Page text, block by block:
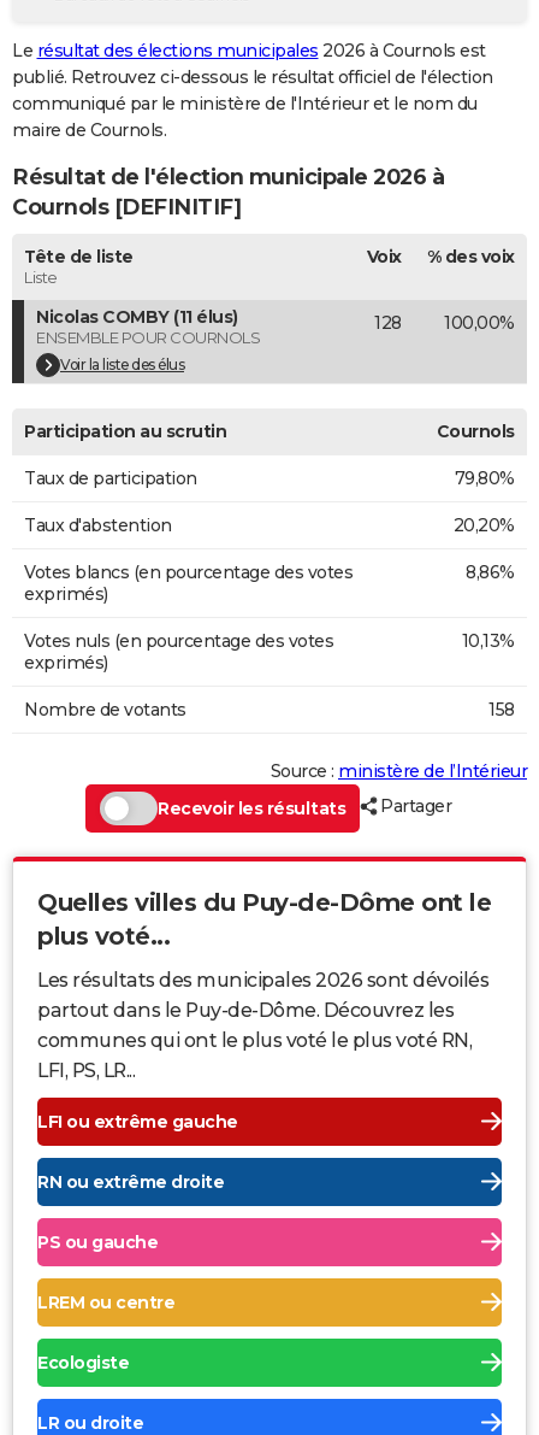
GUIDES D'ACHAT
BONS PLANS
CARTE DE VOEUX
Carte de Noël
Carte Bonne année
Carte Saint-Valentin
Carte Pâques
Carte d'anniversaire
DICTIONNAIRE
Dictionnaire
Biographies
Citations
Expressions
Proverbes
PROGRAMME TV
COPAINS D'AVANT
S'inscrire
Se connecter
Lycées
Collèges
Primaires
Universités
Entreprises
Service militaire
Avis de recherche
AVIS DE DÉCÈS
FORUM
Le résultat des élections municipales 2026 à Cournols est
publié. Retrouvez ci-dessous le résultat officiel de l'élection
communiqué par le ministère de l'Intérieur et le nom du
maire de Cournols.
Résultat de l'élection municipale 2026 à
Cournols [DEFINITIF]
Tête de liste
Liste
Voix % des voix
Nicolas COMBY (11 élus)
ENSEMBLE POUR COURNOLS
Voir la liste des élus
128 100,00%
Participation au scrutin Cournols
Taux de participation 79,80%
Taux d'abstention 20,20%
Votes blancs (en pourcentage des votes
exprimés)
8,86%
Votes nuls (en pourcentage des votes
exprimés)
10,13%
Nombre de votants 158
Source : ministère de l’Intérieur
Recevoir les résultats
Partager
Quelles villes du Puy-de-Dôme ont le
plus voté...
Les résultats des municipales 2026 sont dévoilés
partout dans le Puy-de-Dôme. Découvrez les
communes qui ont le plus voté le plus voté RN,
LFI, PS, LR...
LFI ou extrême gauche
RN ou extrême droite
PS ou gauche
LREM ou centre
Ecologiste
LR ou droite